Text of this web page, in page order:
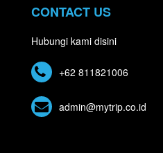
CONTACT US
Hubungi kami disini
+62 811821006
admin@mytrip.co.id